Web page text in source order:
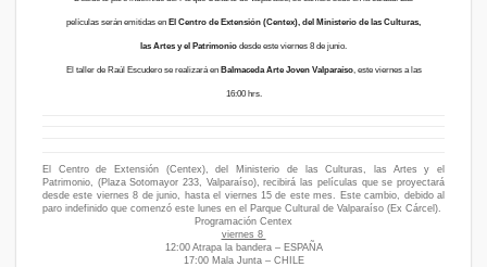
películas serán emitidas en El Centro de Extensión (Centex), del Ministerio de las Culturas,
las Artes y el Patrimonio desde este viernes 8 de junio.
El taller de Raúl Escudero se realizará en Balmaceda Arte Joven Valparaíso, este viernes a las
16:00 hrs.
El Centro de Extensión (Centex), del Ministerio de las Culturas, las Artes y el
Patrimonio, (Plaza Sotomayor 233, Valparaíso), recibirá las películas que se proyectará
desde este viernes 8 de junio, hasta el viernes 15 de este mes. Este cambio, debido al
paro indefinido que comenzó este lunes en el Parque Cultural de Valparaíso (Ex Cárcel).
Programación Centex
viernes 8
12:00 Atrapa la bandera – ESPAÑA
17:00 Mala Junta – CHILE